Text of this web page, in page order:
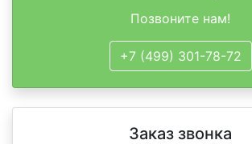
Позвоните нам!
+7 (499) 301-78-72
Заказ звонка